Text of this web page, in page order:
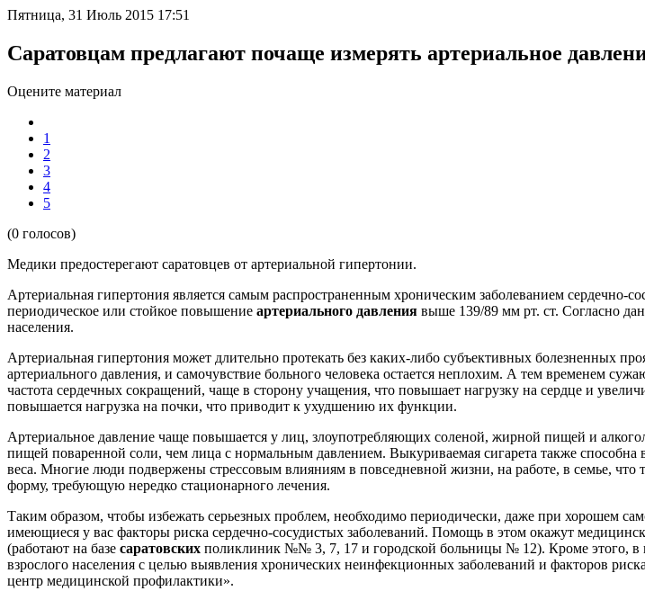
Пятница, 31 Июль 2015 17:51
Саратовцам предлагают почаще измерять артериальное
Оцените материал
1
2
3
4
5
(0 голосов)
Медики предостерегают саратовцев от артериальной гипертонии.
Артериальная гипертония является самым распространенным хроническим заболеванием сердечно-
периодическое или стойкое повышение артериального давления выше 139/89 мм рт. ст. Согласно
населения.
Артериальная гипертония может длительно протекать без каких-либо субъективных болезненных
артериального давления, и самочувствие больного человека остается неплохим. А тем временем
частота сердечных сокращений, чаще в сторону учащения, что повышает нагрузку на сердце и
повышается нагрузка на почки, что приводит к ухудшению их функции.
Артериальное давление чаще повышается у лиц, злоупотребляющих соленой, жирной пищей и
пищей поваренной соли, чем лица с нормальным давлением. Выкуриваемая сигарета также
веса. Многие люди подвержены стрессовым влияниям в повседневной жизни, на работе, в семье,
форму, требующую нередко стационарного лечения.
Таким образом, чтобы избежать серьезных проблем, необходимо периодически, даже при хорошем
имеющиеся у вас факторы риска сердечно-сосудистых заболеваний. Помощь в этом окажут
(работают на базе саратовских поликлиник №№ 3, 7, 17 и городской больницы № 12). Кроме этого, в
взрослого населения с целью выявления хронических неинфекционных заболеваний и факторов
центр медицинской профилактики».